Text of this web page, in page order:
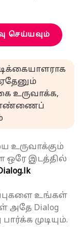
செய்யவும்
உருவாக்க,
எண்ணைப்
உருவாக்கும்
இடத்தில்
உங்கள்
அதே Dialog
முடியும்.